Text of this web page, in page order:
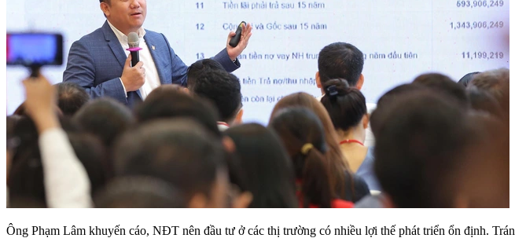
Ông Phạm Lâm khuyến cáo, NĐT nên đầu tư ở các thị trường có nhiều lợi thế phát triển ổn định.